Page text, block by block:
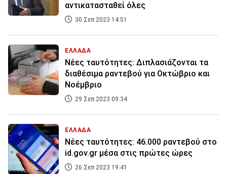
αντικατασταθεί όλες
30 Σεπ 2023 14:51
ΕΛΛΑΔΑ
Νέες ταυτότητες: Διπλασιάζονται τα
διαθέσιμα ραντεβού για Οκτώβριο και
Νοέμβριο
29 Σεπ 2023 09:34
ΕΛΛΑΔΑ
Νέες ταυτότητες: 46.000 ραντεβού στο
id.gov.gr μέσα στις πρώτες ώρες
26 Σεπ 2023 19:41